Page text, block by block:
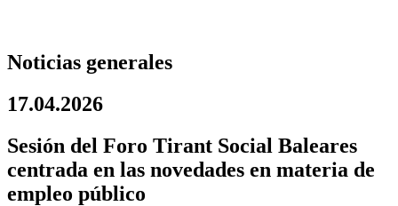
Noticias generales
17.04.2026
Sesión del Foro Tirant Social Baleares
centrada en las novedades en materia de
empleo público